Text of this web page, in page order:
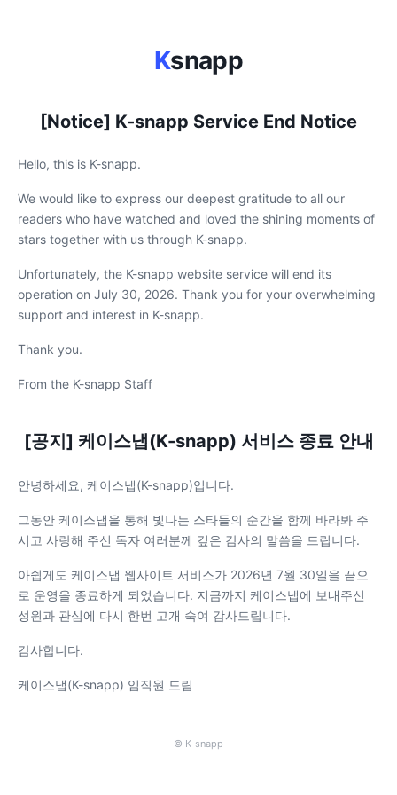
Ksnapp
[Notice] K-snapp Service End Notice
Hello, this is K-snapp.
We would like to express our deepest gratitude to all our
readers who have watched and loved the shining moments of
stars together with us through K-snapp.
Unfortunately, the K-snapp website service will end its
operation on July 30, 2026. Thank you for your overwhelming
support and interest in K-snapp.
Thank you.
From the K-snapp Staff
[공지] 케이스냅(K-snapp) 서비스 종료 안내
안녕하세요, 케이스냅(K-snapp)입니다.
그동안 케이스냅을 통해 빛나는 스타들의 순간을 함께 바라봐 주
시고 사랑해 주신 독자 여러분께 깊은 감사의 말씀을 드립니다.
아쉽게도 케이스냅 웹사이트 서비스가 2026년 7월 30일을 끝으
로 운영을 종료하게 되었습니다. 지금까지 케이스냅에 보내주신
성원과 관심에 다시 한번 고개 숙여 감사드립니다.
감사합니다.
케이스냅(K-snapp) 임직원 드림
© K-snapp